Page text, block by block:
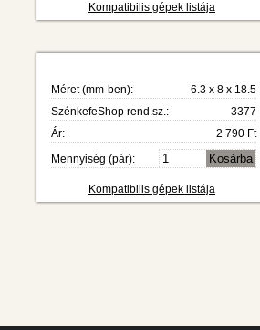
Kompatibilis gépek listája
Méret (mm-ben):
6.3 x 8 x 18.5
SzénkefeShop rend.sz.:
3377
Ár:
2 790 Ft
Mennyiség (pár):
Kompatibilis gépek listája